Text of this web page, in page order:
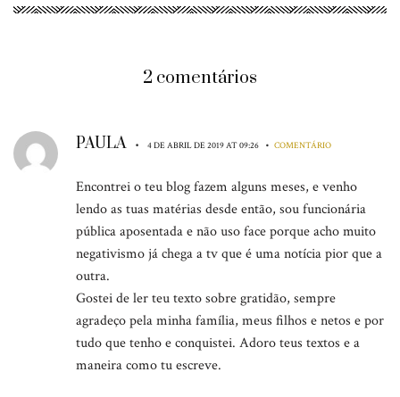
2 comentários
PAULA • 4 DE ABRIL DE 2019 AT 09:26 • COMENTÁRIO
Encontrei o teu blog fazem alguns meses, e venho
lendo as tuas matérias desde então, sou funcionária
pública aposentada e não uso face porque acho muito
negativismo já chega a tv que é uma notícia pior que a
outra.
Gostei de ler teu texto sobre gratidão, sempre
agradeço pela minha família, meus filhos e netos e por
tudo que tenho e conquistei. Adoro teus textos e a
maneira como tu escreve.